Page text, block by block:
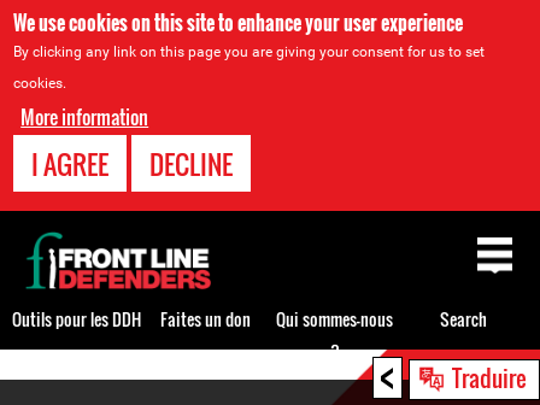
We use cookies on this site to enhance your user experience
By clicking any link on this page you are giving your consent for us to set
cookies.
More information
I AGREE DECLINE
< Traduire
Back
to
top
Outils pour les DDH Faites un don
Qui sommes-nous
?
Search